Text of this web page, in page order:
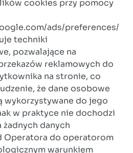
cookies przy pomocy
ads/preferences/
techniki
pozwalające na
reklamowych do
na stronie, co
że dane osobowe
wykorzystywane do jego
w praktyce nie dochodzi
żadnych danych
Operatora do operatorom
warunkiem